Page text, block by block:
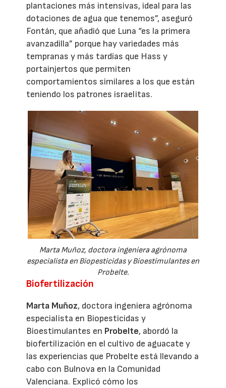
plantaciones más intensivas, ideal para las
dotaciones de agua que tenemos”, aseguró
Fontán, que añadió que Luna “es la primera
avanzadilla” porque hay variedades más
tempranas y más tardías que Hass y
portainjertos que permiten
comportamientos similares a los que están
teniendo los patrones israelitas.
Marta Muñoz, doctora ingeniera agrónoma
especialista en Biopesticidas y Bioestimulantes en
Probelte.
Biofertilización
Marta Muñoz, doctora ingeniera agrónoma
especialista en Biopesticidas y
Bioestimulantes en Probelte, abordó la
biofertilización en el cultivo de aguacate y
las experiencias que Probelte está llevando a
cabo con Bulnova en la Comunidad
Valenciana. Explicó cómo los